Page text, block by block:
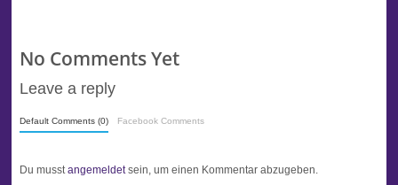
No Comments Yet
Leave a reply
Default Comments (0) Facebook Comments
Du musstangemeldetsein, um einen Kommentar abzugeben.